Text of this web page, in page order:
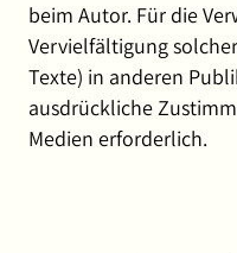
beim Autor. Für die
Vervielfältigung
Texte) in anderen
ausdrückliche
Medien erforderlich.